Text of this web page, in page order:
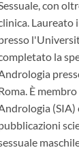
con
Laureato
la
È
(SIA)